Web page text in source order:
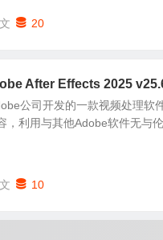
20
After Effects 2025
公司开发的一款视频处理软
，利用与其他Adobe软件无与
10